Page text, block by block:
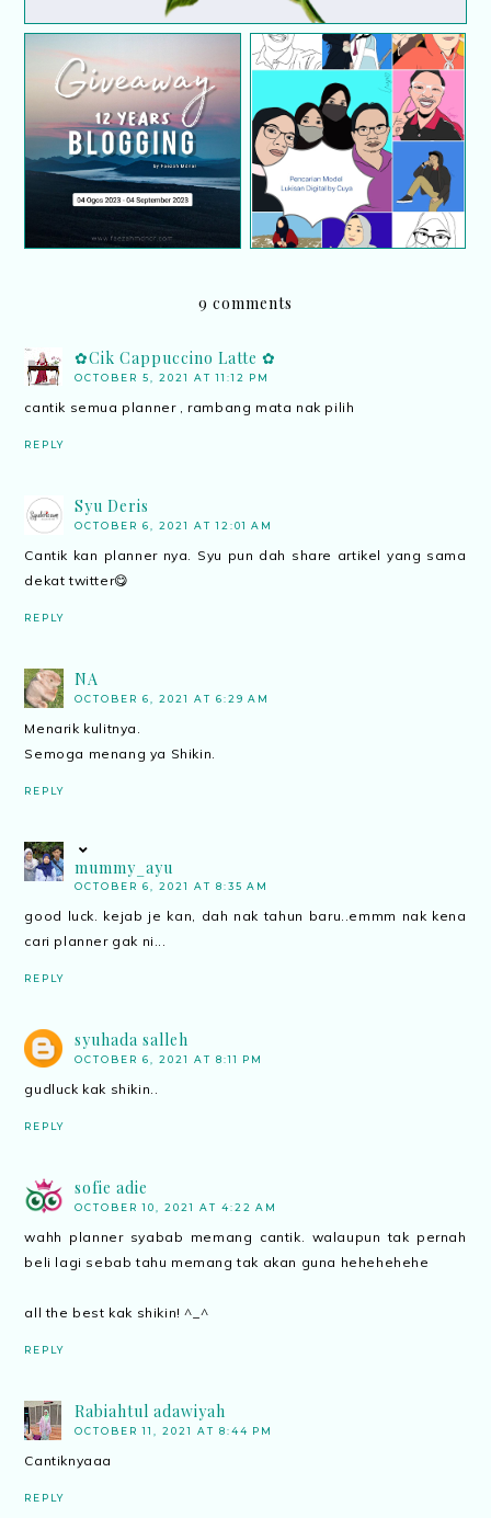
GIVEAWAY 12 YEARS
BLOGGING BY FAEZAH
MDNOR
Segmen Pencarian
Model Lukisan Digital by
Cuya
9 comments
✿Cik Cappuccino Latte ✿
OCTOBER 5, 2021 AT 11:12 PM
cantik semua planner , rambang mata nak pilih
REPLY
Syu Deris
OCTOBER 6, 2021 AT 12:01 AM
Cantik kan planner nya. Syu pun dah share artikel yang sama
dekat twitter😋
REPLY
NA
OCTOBER 6, 2021 AT 6:29 AM
Menarik kulitnya.
Semoga menang ya Shikin.
REPLY
mummy_ayu
OCTOBER 6, 2021 AT 8:35 AM
good luck. kejab je kan, dah nak tahun baru..emmm nak kena
cari planner gak ni...
REPLY
syuhada salleh
OCTOBER 6, 2021 AT 8:11 PM
gudluck kak shikin..
REPLY
sofie adie
OCTOBER 10, 2021 AT 4:22 AM
wahh planner syabab memang cantik. walaupun tak pernah
beli lagi sebab tahu memang tak akan guna hehehehehe
all the best kak shikin! ^_^
REPLY
Rabiahtul adawiyah
OCTOBER 11, 2021 AT 8:44 PM
Cantiknyaaa
REPLY